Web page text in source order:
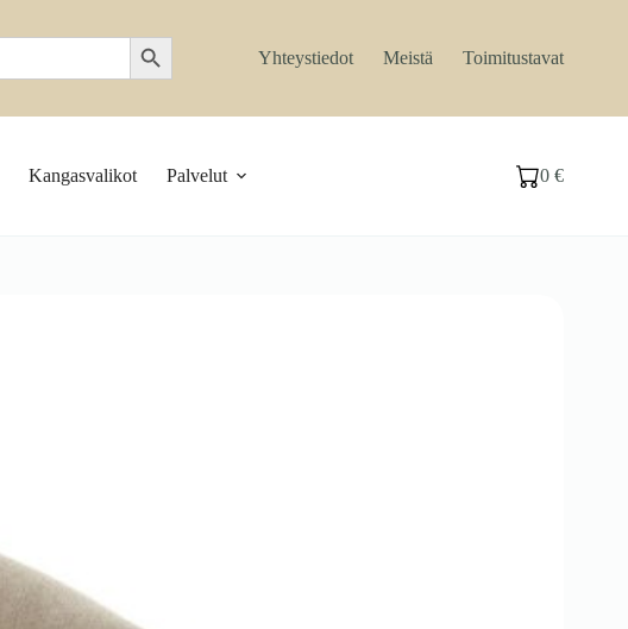
Search Button Yhteystiedot Meistä Toimitustavat
Kangasvalikot Palvelut Ostoskori
0€